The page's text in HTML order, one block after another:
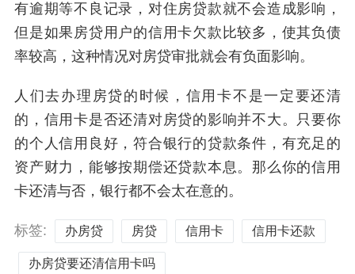
有逾期等不良记录，对住房贷款就不会造成影响，
但是如果房贷用户的信用卡欠款比较多，使其负债
率较高，这种情况对房贷审批就会有负面影响。
人们去办理房贷的时候，信用卡不是一定要还清
的，信用卡是否还清对房贷的影响并不大。只要你
的个人信用良好，符合银行的贷款条件，有充足的
资产财力，能够按期偿还贷款本息。那么你的信用
卡还清与否，银行都不会太在意的。
标签: 办房贷 房贷 信用卡 信用卡还款
办房贷要还清信用卡吗